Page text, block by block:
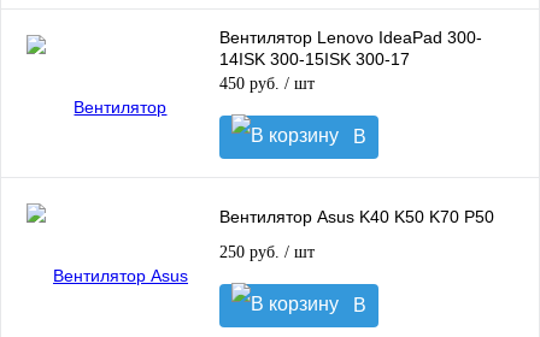
корзину
Вентилятор Lenovo IdeaPad 300-
14ISK 300-15ISK 300-17
450 руб. / шт
В
корзину
Вентилятор Asus K40 K50 K70 P50
250 руб. / шт
В